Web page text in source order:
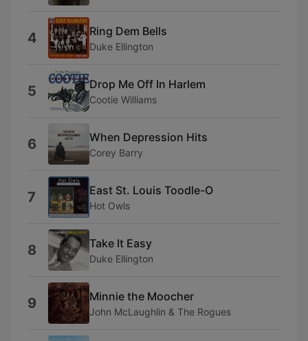
4 Ring Dem Bells
Duke Ellington
5 Drop Me Off In Harlem
Cootie Williams
6 When Depression Hits
Corey Barry
7 East St. Louis Toodle-O
Hot Owls
8 Take It Easy
Duke Ellington
9 Minnie the Moocher
John McLaughlin & The Rogues